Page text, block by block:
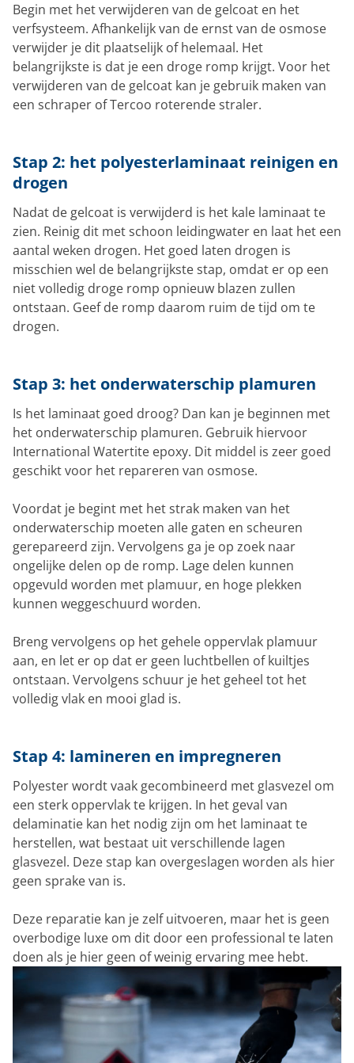
Begin met het verwijderen van de gelcoat en het
verfsysteem. Afhankelijk van de ernst van de osmose
verwijder je dit plaatselijk of helemaal. Het
belangrijkste is dat je een droge romp krijgt. Voor het
verwijderen van de gelcoat kan je gebruik maken van
een schraper of Tercoo roterende straler.
Stap 2: het polyesterlaminaat reinigen en
drogen
Nadat de gelcoat is verwijderd is het kale laminaat te
zien. Reinig dit met schoon leidingwater en laat het een
aantal weken drogen. Het goed laten drogen is
misschien wel de belangrijkste stap, omdat er op een
niet volledig droge romp opnieuw blazen zullen
ontstaan. Geef de romp daarom ruim de tijd om te
drogen.
Stap 3: het onderwaterschip plamuren
Is het laminaat goed droog? Dan kan je beginnen met
het onderwaterschip plamuren. Gebruik hiervoor
International Watertite epoxy. Dit middel is zeer goed
geschikt voor het repareren van osmose.
Voordat je begint met het strak maken van het
onderwaterschip moeten alle gaten en scheuren
gerepareerd zijn. Vervolgens ga je op zoek naar
ongelijke delen op de romp. Lage delen kunnen
opgevuld worden met plamuur, en hoge plekken
kunnen weggeschuurd worden.
Breng vervolgens op het gehele oppervlak plamuur
aan, en let er op dat er geen luchtbellen of kuiltjes
ontstaan. Vervolgens schuur je het geheel tot het
volledig vlak en mooi glad is.
Stap 4: lamineren en impregneren
Polyester wordt vaak gecombineerd met glasvezel om
een sterk oppervlak te krijgen. In het geval van
delaminatie kan het nodig zijn om het laminaat te
herstellen, wat bestaat uit verschillende lagen
glasvezel. Deze stap kan overgeslagen worden als hier
geen sprake van is.
Deze reparatie kan je zelf uitvoeren, maar het is geen
overbodige luxe om dit door een professional te laten
doen als je hier geen of weinig ervaring mee hebt.